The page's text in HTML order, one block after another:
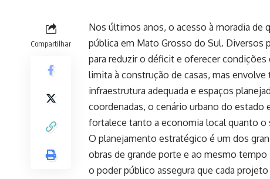
Compartilhar
Nos últimos anos, o acesso à moradia de
pública em Mato Grosso do Sul. Diversos
para reduzir o déficit e oferecer condições
limita à construção de casas, mas
infraestrutura adequada e espaços
coordenadas, o cenário urbano do estado
fortalece tanto a economia local quanto
O planejamento estratégico é um dos
obras de grande porte e ao mesmo
o poder público assegura que cada